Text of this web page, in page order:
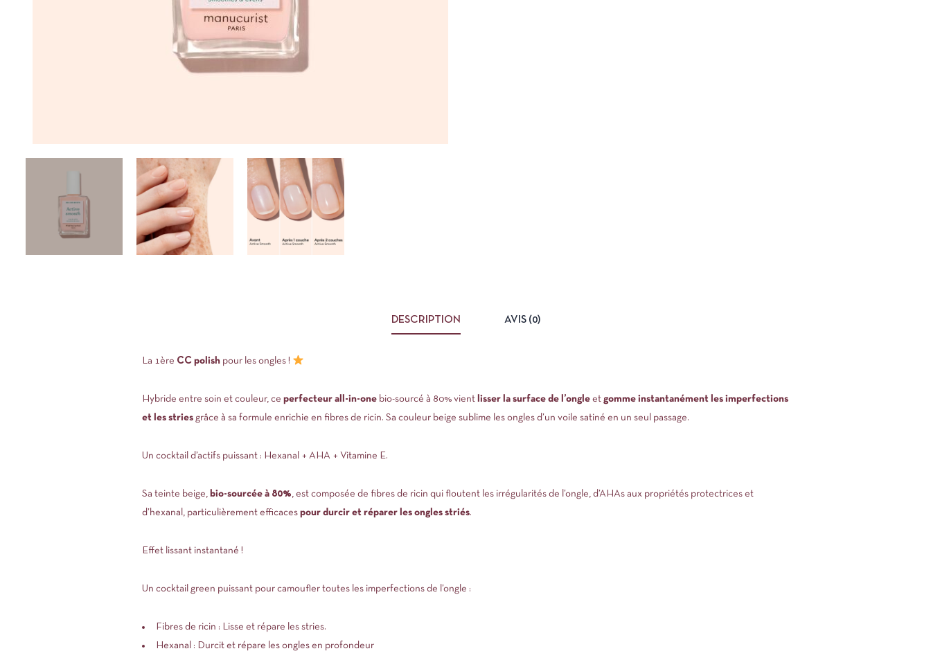
DESCRIPTION AVIS (0)
La 1ère CC polishpour les ongles !
Hybride entre soin et couleur, ce perfecteur all-in-onebio-sourcé à 80% vient lisser la surface de l’ongleet gomme instantanément les imperfections
et les striesgrâce à sa formule enrichie en fibres de ricin. Sa couleur beige sublime les ongles d’un voile satiné en un seul passage.
Un cocktail d’actifs puissant : Hexanal + AHA + Vitamine E.
Sa teinte beige, bio-sourcée à 80%, est composée de fibres de ricin qui floutent les irrégularités de l’ongle, d’AHAs aux propriétés protectrices et
d’hexanal, particulièrement efficaces pour durcir et réparer les ongles striés.
Effet lissant instantané !
Un cocktail green puissant pour camoufler toutes les imperfections de l’ongle :
Fibres de ricin : Lisse et répare les stries.
Hexanal : Durcit et répare les ongles en profondeur